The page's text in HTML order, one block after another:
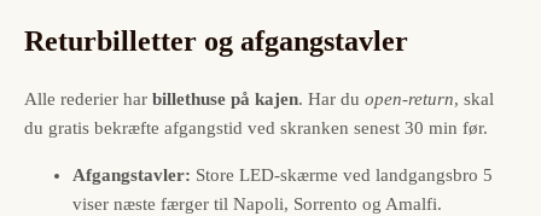
Returbilletter og afgangstavler
Alle rederier har billethuse på kajen. Har du open-return, skal
du gratis bekræfte afgangstid ved skranken senest 30 min før.
Afgangstavler: Store LED-skærme ved landgangsbro 5
viser næste færger til Napoli, Sorrento og Amalfi.